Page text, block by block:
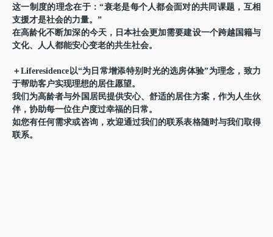
这一制度的理念在于：“衰老是每个人都会面对的共同课题，互相
支援才是社会的力量。”
在高龄化不断加深的今天，日本社会更加需要建设一个跨越国籍与
文化、人人都能安心变老的共生社会。
＋Liferesidence以“为日常增添特别时光的选房体验”为理念，致力
于帮助客户实现理想的居住愿望。
我们为高龄者与外国居民提供安心、舒适的居住方案，作为人生伙
伴，协助每一位住户度过幸福的日常。
如您有任何需求或咨询，欢迎通过我们的联系表格随时与我们取得
联系。